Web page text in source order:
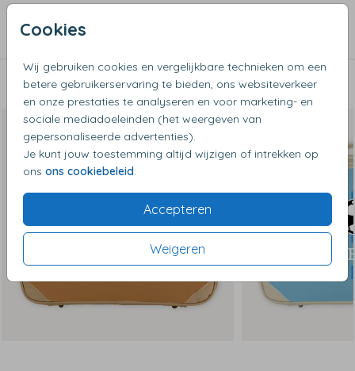
Cookies
Wij gebruiken cookies en vergelijkbare technieken om een
betere gebruikerservaring te bieden, ons websiteverkeer
en onze prestaties te analyseren en voor marketing- en
sociale mediadoeleinden (het weergeven van
gepersonaliseerde advertenties).
Je kunt jouw toestemming altijd wijzigen of intrekken op
ons ons cookiebeleid.
Accepteren
Weigeren
Collectie
Koffertjes
Dit vind je misschien ook leuk